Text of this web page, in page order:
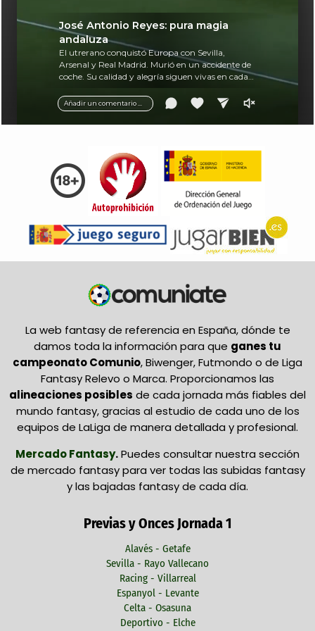
Añadir un comentario ...
José Antonio Reyes: pura magia
andaluza
El utrerano conquistó Europa con Sevilla,
Arsenal y Real Madrid. Murió en un accidente de
coche. Su calidad y alegría siguen vivas en cada
La web fantasy de referencia en España, dónde te
damos toda la información para que ganes tu
campeonato Comunio, Biwenger, Futmondo o de Liga
Fantasy Relevo o Marca. Proporcionamos las
alineaciones posibles de cada jornada más fiables del
mundo fantasy, gracias al estudio de cada uno de los
equipos de LaLiga de manera detallada y profesional.
Mercado Fantasy.Puedes consultar nuestra sección
de mercado fantasy para ver todas las subidas fantasy
y las bajadas fantasy de cada día.
Previas y Onces Jornada 1
Alavés - Getafe
Sevilla - Rayo Vallecano
Racing - Villarreal
Espanyol - Levante
Celta - Osasuna
Deportivo - Elche